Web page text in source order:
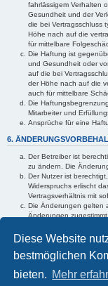
Diese Website
bestmöglichen
bieten. Mehr
fahrlässigem Verhalten
Gesundheit und der
die bei Vertragsschluss
Höhe nach auf die
für mittelbare
Die Haftung ist
und Gesundheit oder
auf die bei
der Höhe nach auf die
auch für mittelbare
Die
Mitarbeiter und
Ansprüche für eine
6.
Der Betreiber ist
zu ändern. Die
Der Nutzer ist
Widerspruchs erlischt
Vertragsverhältnis mit
Die Änderungen gelten
Änderungen zugestimmt
Informationen über den
Datenschutzerklärung
Foren-Übersicht